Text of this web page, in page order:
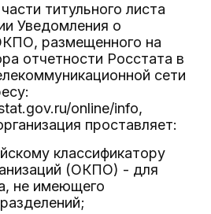
титульного листа
Уведомления о
размещенного на
отчетности Росстата в
сети
online/info,
проставляет:
классификатору
(ОКПО) - для
не имеющего